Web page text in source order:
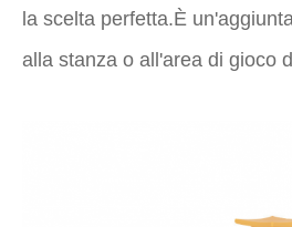
la scelta perfetta.È
alla stanza o all'area di gioco